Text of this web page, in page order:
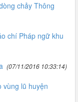
chảy Thông
chí Pháp ngữ khu
(07/11/2016 10:33:14)
vùng lũ huyện